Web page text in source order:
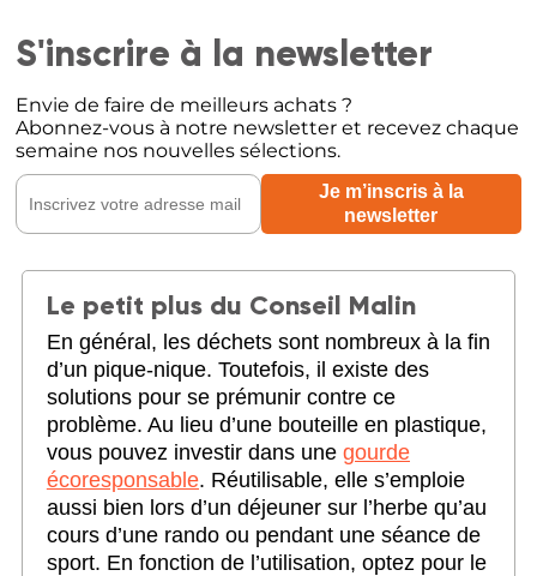
S'inscrire à la newsletter
Envie de faire de meilleurs achats ?
Abonnez-vous à notre newsletter et recevez chaque
semaine nos nouvelles sélections.
Le petit plus du Conseil Malin
En général, les déchets sont nombreux à la fin
d’un pique-nique. Toutefois, il existe des
solutions pour se prémunir contre ce
problème. Au lieu d’une bouteille en plastique,
vous pouvez investir dans une gourde
écoresponsable. Réutilisable, elle s’emploie
aussi bien lors d’un déjeuner sur l’herbe qu’au
cours d’une rando ou pendant une séance de
sport. En fonction de l’utilisation, optez pour le